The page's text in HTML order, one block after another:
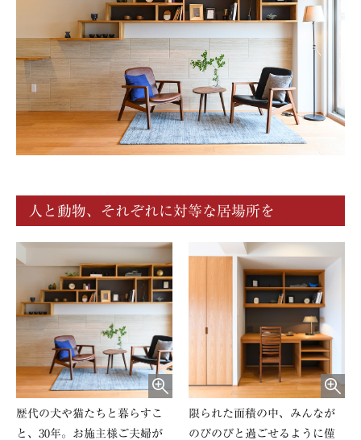
人と動物、それぞれに対等な居場所を
歴代の犬や猫たちと暮らすこ
と、30年。お施主様ご夫婦が
限られた面積の中、みんなが
のびのびと過ごせるように僅